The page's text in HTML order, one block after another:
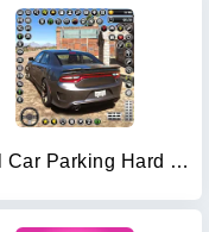
Real Car Parking Hard Car Game